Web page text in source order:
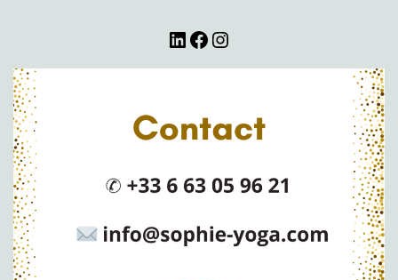
LinkedIn
Facebook
Instagram